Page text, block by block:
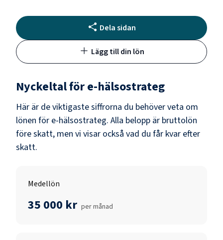
Dela sidan
Lägg till din lön
Nyckeltal före-hälsostrateg
Här är de viktigaste siffrorna du behöver veta om
lönen för e-hälsostrateg. Alla belopp är bruttolön
före skatt, men vi visar också vad du får kvar efter
skatt.
Medellön
35 000 kr per månad